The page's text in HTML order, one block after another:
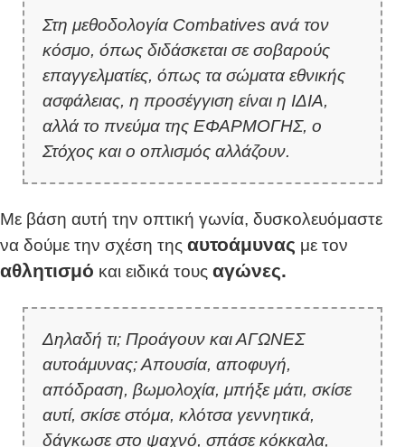
Στη μεθοδολογία Combatives ανά τον
κόσμο, όπως διδάσκεται σε σοβαρούς
επαγγελματίες, όπως τα σώματα εθνικής
ασφάλειας, η προσέγγιση είναι η ΙΔΙΑ,
αλλά το πνεύμα της ΕΦΑΡΜΟΓΗΣ, ο
Στόχος και ο οπλισμός αλλάζουν.
Με βάση αυτή την οπτική γωνία, δυσκολευόμαστε
να δούμε την σχέση της αυτοάμυνας με τον
αθλητισμό και ειδικά τους αγώνες.
Δηλαδή τι; Προάγουν και ΑΓΩΝΕΣ
αυτοάμυνας; Απουσία, αποφυγή,
απόδραση, βωμολοχία, μπήξε μάτι, σκίσε
αυτί, σκίσε στόμα, κλότσα γεννητικά,
δάγκωσε στο ψαχνό, σπάσε κόκκαλα,